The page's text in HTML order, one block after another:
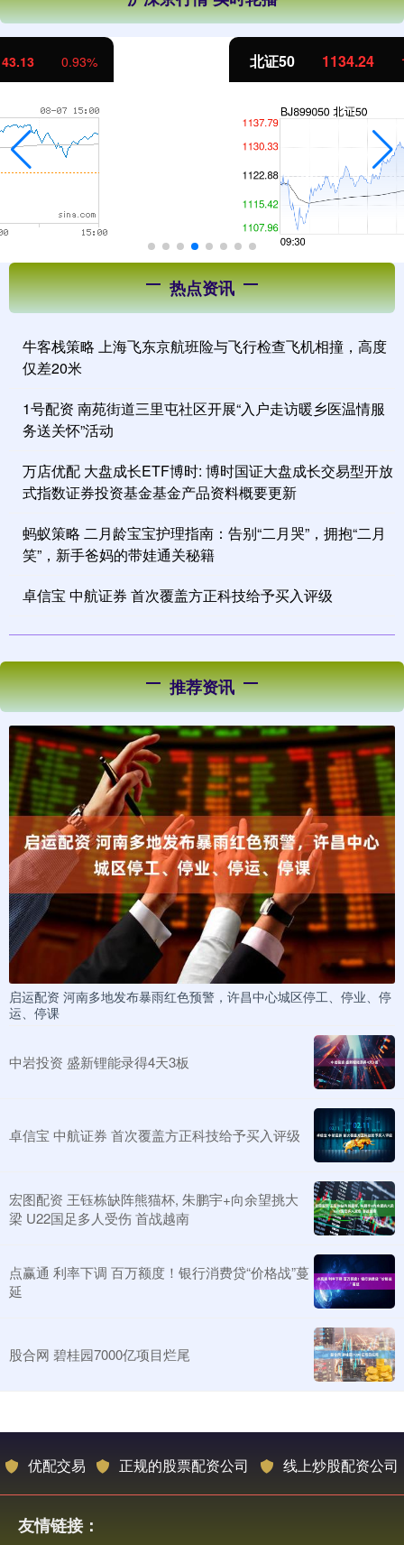
北证50 11.37 1.01%
热点资讯
牛客栈策略 上海飞东京航班险与飞行检查飞机相撞，高度
仅差20米
1号配资 南苑街道三里屯社区开展“入户走访暖乡医温情服
务送关怀”活动
万店优配 大盘成长ETF博时: 博时国证大盘成长交易型开放
式指数证券投资基金基金产品资料概要更新
蚂蚁策略 二月龄宝宝护理指南：告别“二月哭”，拥抱“二月
笑”，新手爸妈的带娃通关秘籍
卓信宝 中航证券 首次覆盖方正科技给予买入评级
推荐资讯
启运配资 河南多地发布暴雨红色预警，许昌中心城区停工、停业、停
运、停课
中岩投资 盛新锂能录得4天3板
卓信宝 中航证券 首次覆盖方正科技给予买入评级
宏图配资 王钰栋缺阵熊猫杯, 朱鹏宇+向余望挑大
梁 U22国足多人受伤 首战越南
点赢通 利率下调 百万额度！银行消费贷“价格战”蔓
延
股合网 碧桂园7000亿项目烂尾
优配交易 正规的股票配资公司 线上炒股配资公司
友情链接：